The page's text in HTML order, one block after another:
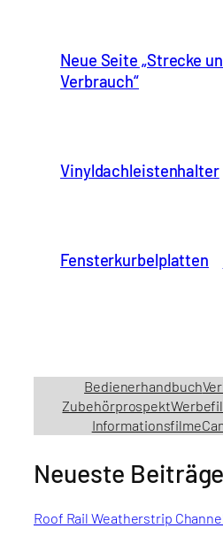
Neue Seite „Strecke
Verbrauch“
Vinyldachleistenhalter
Fensterkurbelplatten
Bedienerhandbuch
Zubehörprospekt
Informationsfilme
Neueste Beiträge
Roof Rail Weatherstrip